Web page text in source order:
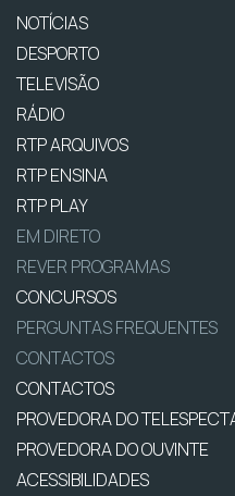
NOTÍCIAS
DESPORTO
TELEVISÃO
RÁDIO
RTP ARQUIVOS
RTP ENSINA
RTP PLAY
EM DIRETO
REVER PROGRAMAS
CONCURSOS
PERGUNTAS FREQUENTES
CONTACTOS
CONTACTOS
PROVEDORA DO
PROVEDORA DO OUVINTE
ACESSIBILIDADES